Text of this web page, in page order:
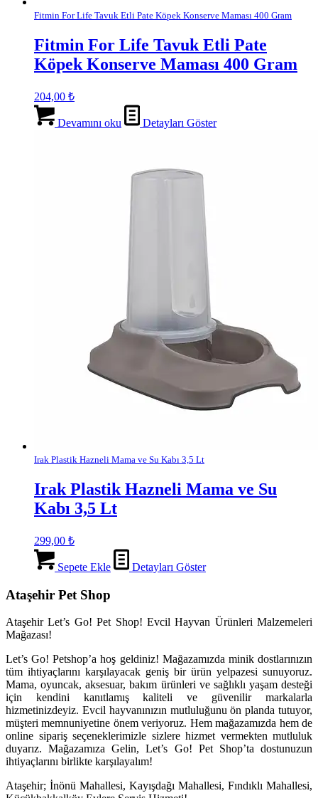
Fitmin For Life Tavuk Etli Pate Köpek Konserve Maması 400 Gram
Fitmin For Life Tavuk Etli Pate
Köpek Konserve Maması 400 Gram
204,00 ₺
Devamını oku Detayları Göster
Irak Plastik Hazneli Mama ve Su Kabı 3,5 Lt
Irak Plastik Hazneli Mama ve Su
Kabı 3,5 Lt
299,00 ₺
Sepete Ekle Detayları Göster
Ataşehir Pet Shop
Ataşehir Let’s Go! Pet Shop! Evcil Hayvan Ürünleri Malzemeleri
Mağazası!
Let’s Go! Petshop’a hoş geldiniz! Mağazamızda minik dostlarınızın
tüm ihtiyaçlarını karşılayacak geniş bir ürün yelpazesi sunuyoruz.
Mama, oyuncak, aksesuar, bakım ürünleri ve sağlıklı yaşam desteği
için kendini kanıtlamış kaliteli ve güvenilir markalarla
hizmetinizdeyiz. Evcil hayvanınızın mutluluğunu ön planda tutuyor,
müşteri memnuniyetine önem veriyoruz. Hem mağazamızda hem de
online sipariş seçeneklerimizle sizlere hizmet vermekten mutluluk
duyarız. Mağazamıza Gelin, Let’s Go! Pet Shop’ta dostunuzun
ihtiyaçlarını birlikte karşılayalım!
Ataşehir; İnönü Mahallesi, Kayışdağı Mahallesi, Fındıklı Mahallesi,